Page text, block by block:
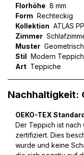
Florhöhe 8 mm
Form Rechteckig
Kollektion ATLAS PP
Zimmer
Muster Geometrisch
Stil Modern
Art Teppiche
Nachhaltigkeit:
OEKO-TEX
Der Teppich ist nach
zertifiziert. Dies
wurde und keine